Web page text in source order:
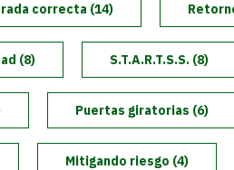
Sin Contacto
y Laterales
Para Entradas
Edam
Filial de las Américas
correcta (14)
(8) S.T.A.R.T.S.S. (8)
Puertas giratorias (6)
Mitigando riesgo (4)